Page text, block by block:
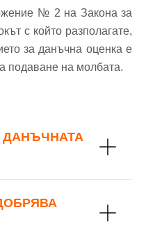
№ 2 на Закона за
с който разполагате,
за данъчна оценка е
подаване на молбата.
ДАНЪЧНАТА